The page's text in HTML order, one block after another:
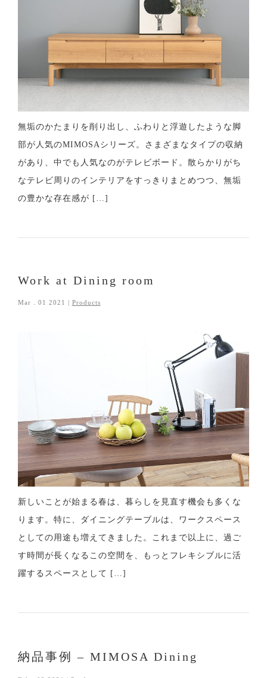
無垢のかたまりを削り出し、ふわりと浮遊したような脚
部が人気のMIMOSAシリーズ。さまざまなタイプの収納
があり、中でも人気なのがテレビボード。散らかりがち
なテレビ周りのインテリアをすっきりまとめつつ、無垢
の豊かな存在感が […]
Work at Dining room
Mar . 01 2021 | Products
新しいことが始まる春は、暮らしを見直す機会も多くな
ります。特に、ダイニングテーブルは、ワークスペース
としての用途も増えてきました。これまで以上に、過ご
す時間が長くなるこの空間を、もっとフレキシブルに活
躍するスペースとして […]
納品事例 – MIMOSA Dining